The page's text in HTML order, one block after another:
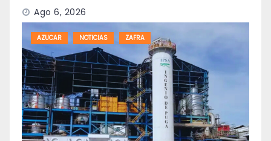
Ago 6, 2026
AZUCAR NOTICIAS ZAFRA